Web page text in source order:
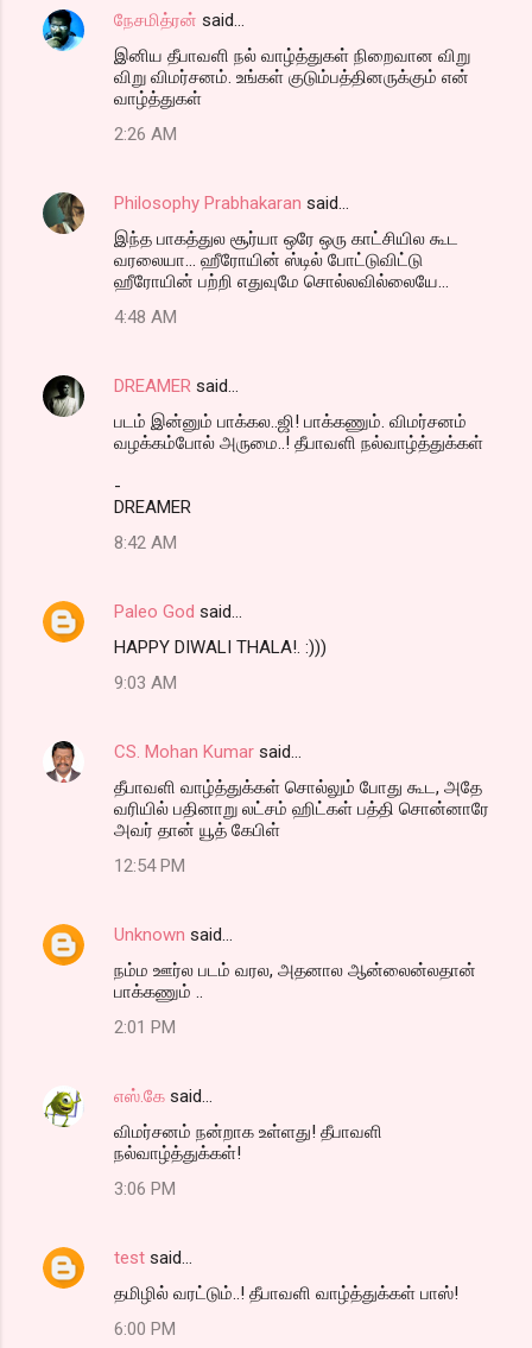
நேசமித்ரன் said…
இனிய தீபாவளி நல் வாழ்த்துகள் நிறைவான விறு
விறு விமர்சனம். உங்கள் குடும்பத்தினருக்கும் என்
வாழ்த்துகள்
2:26 AM
Philosophy Prabhakaran said…
இந்த பாகத்துல சூர்யா ஒரே ஒரு காட்சியில கூட
வரலையா... ஹீரோயின் ஸ்டில் போட்டுவிட்டு
ஹீரோயின் பற்றி எதுவுமே சொல்லவில்லையே...
4:48 AM
DREAMER said…
படம் இன்னும் பாக்கல..ஜி! பாக்கணும். விமர்சனம்
வழக்கம்போல் அருமை..! தீபாவளி நல்வாழ்த்துக்கள்
-
DREAMER
8:42 AM
Paleo God said…
HAPPY DIWALI THALA!. :)))
9:03 AM
CS. Mohan Kumar said…
தீபாவளி வாழ்த்துக்கள் சொல்லும் போது கூட, அதே
வரியில் பதினாறு லட்சம் ஹிட்கள் பத்தி சொன்னாரே
அவர் தான் யூத் கேபிள்
12:54 PM
Unknown said…
நம்ம ஊர்ல படம் வரல, அதனால ஆன்லைன்லதான்
பாக்கணும் ..
2:01 PM
எஸ்.கே said…
விமர்சனம் நன்றாக உள்ளது! தீபாவளி
நல்வாழ்த்துக்கள்!
3:06 PM
test said…
தமிழில் வரட்டும்..! தீபாவளி வாழ்த்துக்கள் பாஸ்!
6:00 PM